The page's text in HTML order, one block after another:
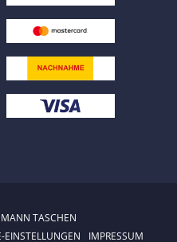
TASCHEN
EINSTELLUNGEN IMPRESSUM